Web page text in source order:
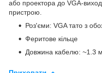
або проектора до VGA-
пристрою.
Роз'єми: VGA тато з
Феритове кільце
Довжина кабелю: ~1.3